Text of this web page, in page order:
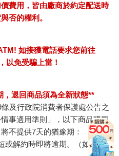
費用，皆由廠商於約定配送時
否的權利。
如接獲電話要求您前往
以免受騙上當！
，退回商品須為全新狀態**
及行政院消費者保護處公告之
事適用準則」，以下商品購買
不提供7天的猶豫期：
或解約時即將逾期。（如：生